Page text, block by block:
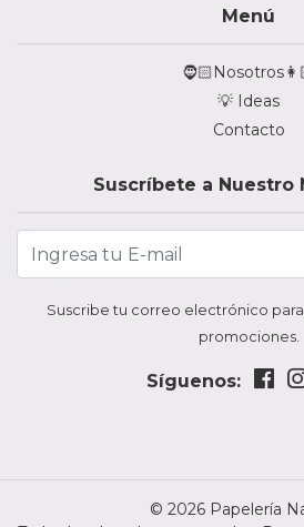
Menú
💡 Ideas
Contacto
Suscríbete a Nuestro
Suscribe tu correo electrónico
promociones.
Síguenos:
© 2026 Papelería